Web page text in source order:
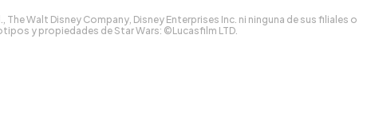
Walt Disney Company, Disney Enterprises Inc. ni ninguna de sus filiales o
y propiedades de Star Wars: ©Lucasfilm LTD.